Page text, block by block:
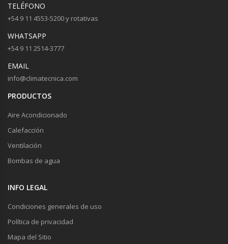
TELÉFONO
+54 9 11 4553-5200 y rotativas
WHATSAPP
+54 9 11 2514-3777
EMAIL
info@climatecnica.com
PRODUCTOS
Aire Acondicionado
Calefacción
Ventilación
Bombas de agua
INFO LEGAL
Condiciones generales de uso
Política de privacidad
Mapa del Sitio